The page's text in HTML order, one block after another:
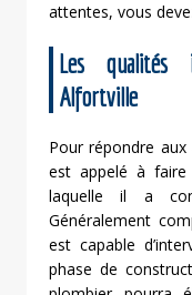
attentes, vous
Les qualités
Alfortville
Pour répondre
est appelé à faire
laquelle il a
Généralement
est capable
phase de